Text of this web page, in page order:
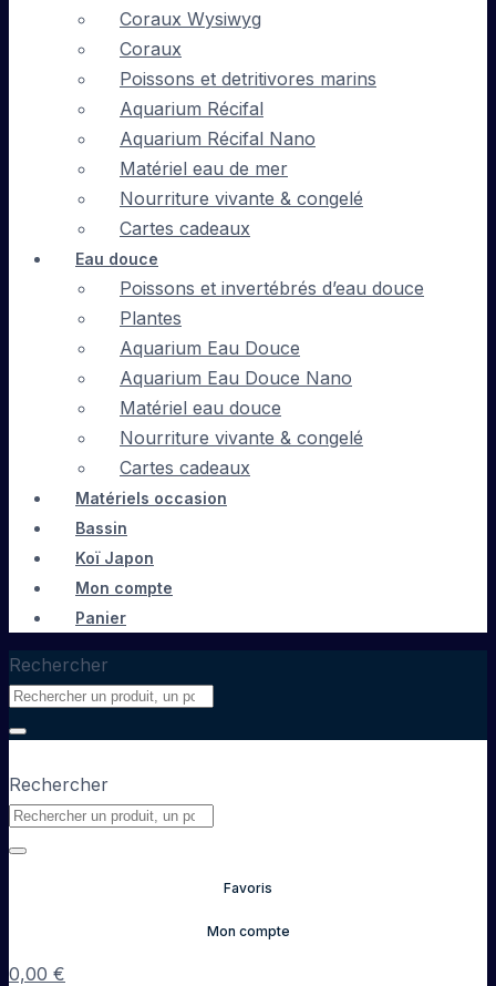
Coraux Wysiwyg
Coraux
Poissons et detritivores marins
Aquarium Récifal
Aquarium Récifal Nano
Matériel eau de mer
Nourriture vivante & congelé
Cartes cadeaux
Eau douce
Poissons et invertébrés d’eau douce
Plantes
Aquarium Eau Douce
Aquarium Eau Douce Nano
Matériel eau douce
Nourriture vivante & congelé
Cartes cadeaux
Matériels occasion
Bassin
Koï Japon
Mon compte
Panier
Rechercher
Rechercher
Favoris
Mon compte
0,00 €